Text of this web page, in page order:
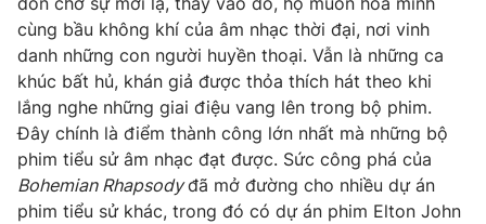
cùng bầu không khí của âm nhạc thời đại, nơi vinh
danh những con người huyền thoại. Vẫn là những ca
khúc bất hủ, khán giả được thỏa thích hát theo khi
lắng nghe những giai điệu vang lên trong bộ phim.
Đây chính là điểm thành công lớn nhất mà những bộ
phim tiểu sử âm nhạc đạt được. Sức công phá của
Bohemian Rhapsodyđã mở đường cho nhiều dự án
phim tiểu sử khác, trong đó có dự án phim Elton John